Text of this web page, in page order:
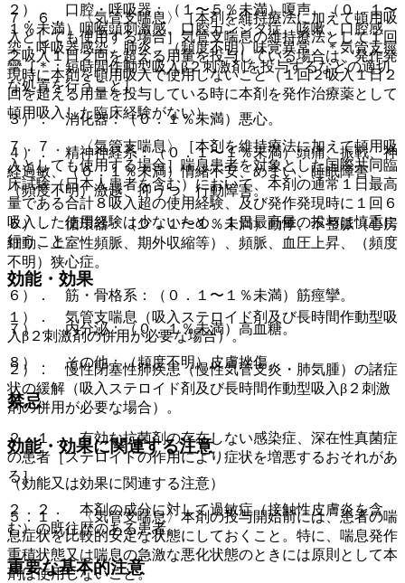
２）． 口腔・呼吸器：（１〜５％未満）嗄声、（０．１〜
１％未満）咽喉頭刺激感、口腔カンジダ症、咳嗽、口腔感
染・呼吸器感染、肺炎、（頻度不明）味覚異常、＊気管支痙
攣［＊：短時間作動型吸入β２刺激剤を投与するなどの適切
な処置を行うこと］。
３）． 消化器：（０．１％未満）悪心。
４）． 精神神経系：（０．１〜１％未満）頭痛、振戦、神
経過敏、（０．１％未満）情緒不安、めまい、睡眠障害、
（頻度不明）激越、抑うつ、行動障害。
５）． 循環器：（０．１〜１％未満）動悸、不整脈（心房
細動、上室性頻脈、期外収縮等）、頻脈、血圧上昇、（頻度
不明）狭心症。
６）． 筋・骨格系：（０．１〜１％未満）筋痙攣。
７）． 内分泌：（０．１％未満）高血糖。
８）． その他：（頻度不明）皮膚挫傷。
禁忌
２．１． 有効な抗菌剤の存在しない感染症、深在性真菌症
の患者［ステロイドの作用により症状を増悪するおそれがあ
る］。
２．２． 本剤の成分に対して過敏症（接触性皮膚炎を含
む）の既往歴のある患者。
重要な基本的注意
７．６． 〈気管支喘息〉［本剤を維持療法に加えて頓用吸
入としても使用する場合］気管支喘息の維持療法として１回
２吸入１日２回を超える用量を投与している場合は、発作発
現時に本剤を頓用吸入で使用しないこと（１回２吸入１日２
回を超える用量を投与している時に本剤を発作治療薬として
頓用吸入した臨床経験がない）。
７．７． 〈気管支喘息〉［本剤を維持療法に加えて頓用吸
入としても使用する場合］喘息患者を対象とした国際共同臨
床試験（日本人患者を含む）において、本剤の通常１日最高
量である合計８吸入超の使用経験、及び発作発現時に１回６
吸入した使用経験は少ないため、１日最高量の投与は慎重に
行うこと。
効能・効果
１）． 気管支喘息（吸入ステロイド剤及び長時間作動型吸
入β２刺激剤の併用が必要な場合）。
２）． 慢性閉塞性肺疾患（慢性気管支炎・肺気腫）の諸症
状の緩解（吸入ステロイド剤及び長時間作動型吸入β２刺激
剤の併用が必要な場合）。
効能・効果に関連する注意
（効能又は効果に関連する注意）
５．１． 〈気管支喘息〉本剤の投与開始前には、患者の喘
息症状を比較的安定な状態にしておくこと。特に、喘息発作
重積状態又は喘息の急激な悪化状態のときには原則として本
剤は使用しないこと。